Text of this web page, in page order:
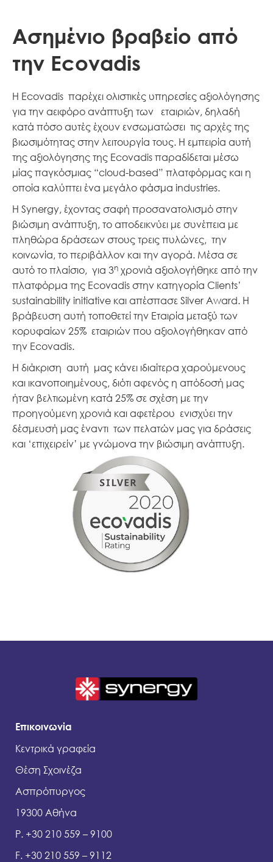
Ασημένιο βραβείο από
την Ecovadis
Η Ecovadis παρέχει ολιστικές υπηρεσίες αξιολόγησης
για την αειφόρο ανάπτυξη των εταιριών, δηλαδή
κατά πόσο αυτές έχουν ενσωματώσει τις αρχές της
βιωσιμότητας στην λειτουργία τους. Η εμπειρία αυτή
της αξιολόγησης της Ecovadis παραδίδεται μέσω
μίας παγκόσμιας “cloud-based” πλατφόρμας και η
οποία καλύπτει ένα μεγάλο φάσμα industries.
Η Synergy, έχοντας σαφή προσανατολισμό στην
βιώσιμη ανάπτυξη, το αποδεικνύει με συνέπεια με
πληθώρα δράσεων στους τρεις πυλώνες, την
κοινωνία, το περιβάλλον και την αγορά. Μέσα σε
αυτό το πλαίσιο, για 3η χρονιά αξιολογήθηκε από την
πλατφόρμα της Ecovadis στην κατηγορία Clients’
sustainability initiative και απέσπασε Silver Award. Η
βράβευση αυτή τοποθετεί την Εταιρία μεταξύ των
κορυφαίων 25% εταιριών που αξιολογήθηκαν από
την Ecovadis.
Η διάκριση αυτή μας κάνει ιδιαίτερα χαρούμενους
και ικανοποιημένους, διότι αφενός η απόδοσή μας
ήταν βελτιωμένη κατά 25% σε σχέση με την
προηγούμενη χρονιά και αφετέρου ενισχύει την
δέσμευσή μας έναντι των πελατών μας για δράσεις
και ‘επιχειρείν’ με γνώμονα την βιώσιμη ανάπτυξη.
Επικοινωνία
Κεντρικά γραφεία
Θέση Σχοινέζα
Ασπρόπυργος
19300 Αθήνα
P. +30 210 559 – 9100
F. +30 210 559 – 9112